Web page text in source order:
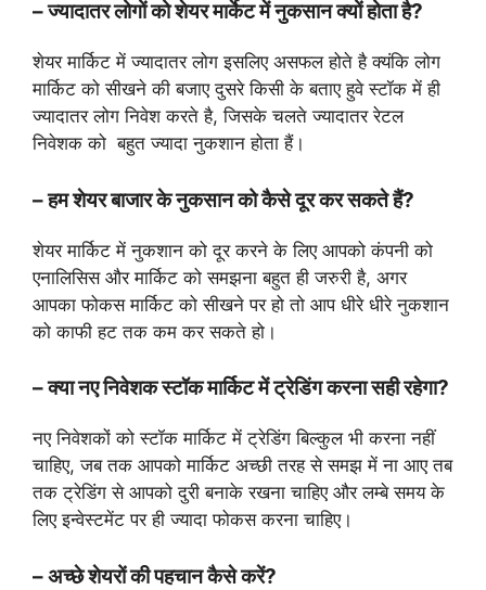
– ज्यादातर लोगों को शेयर मार्केट में नुकसान क्यों होता है?
शेयर मार्किट में ज्यादातर लोग इसलिए असफल होते है क्यंकि लोग
मार्किट को सीखने की बजाए दुसरे किसी के बताए हुवे स्टॉक में ही
ज्यादातर लोग निवेश करते है, जिसके चलते ज्यादातर रेटल
निवेशक को बहुत ज्यादा नुकशान होता हैं।
– हम शेयर बाजार के नुकसान को कैसे दूर कर सकते हैं?
शेयर मार्किट में नुकशान को दूर करने के लिए आपको कंपनी को
एनालिसिस और मार्किट को समझना बहुत ही जरुरी है, अगर
आपका फोकस मार्किट को सीखने पर हो तो आप धीरे धीरे नुकशान
को काफी हट तक कम कर सकते हो।
– क्या नए निवेशक स्टॉक मार्किट में ट्रेडिंग करना सही रहेगा?
नए निवेशकों को स्टॉक मार्किट में ट्रेडिंग बिल्कुल भी करना नहीं
चाहिए, जब तक आपको मार्किट अच्छी तरह से समझ में ना आए तब
तक ट्रेडिंग से आपको दुरी बनाके रखना चाहिए और लम्बे समय के
लिए इन्वेस्टमेंट पर ही ज्यादा फोकस करना चाहिए।
– अच्छे शेयरों की पहचान कैसे करें?